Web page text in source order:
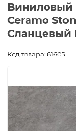
Виниловый
Ceramo
Сланцевый
Код товара: 61605